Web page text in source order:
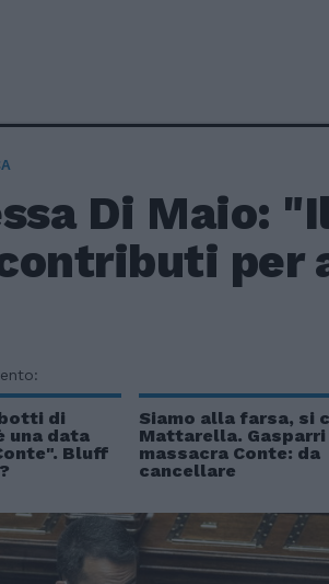
Di Maio:
per
di
una data
Bluff
Siamo alla farsa, si
Mattarella. Gasparri
massacra Conte: da
cancellare